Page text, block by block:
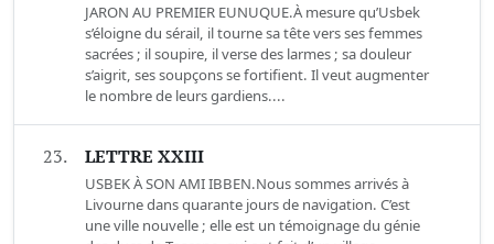
JARON AU PREMIER EUNUQUE.À mesure qu’Usbek
s’éloigne du sérail, il tourne sa tête vers ses femmes
sacrées ; il soupire, il verse des larmes ; sa douleur
s’aigrit, ses soupçons se fortifient. Il veut augmenter
le nombre de leurs gardiens....
23. LETTRE XXIII
USBEK À SON AMI IBBEN.Nous sommes arrivés à
Livourne dans quarante jours de navigation. C’est
une ville nouvelle ; elle est un témoignage du génie